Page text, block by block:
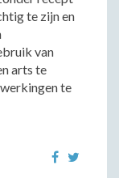
te zijn en
van
arts te
te